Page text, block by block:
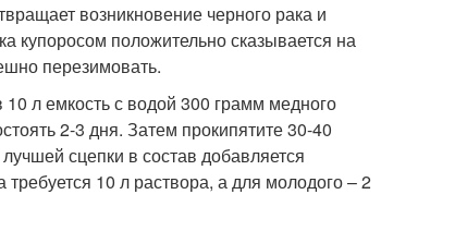
возникновение черного рака и
купоросом положительно сказывается на
перезимовать.
л емкость с водой 300 грамм медного
2-3 дня. Затем прокипятите 30-40
сцепки в состав добавляется
10 л раствора, а для молодого – 2